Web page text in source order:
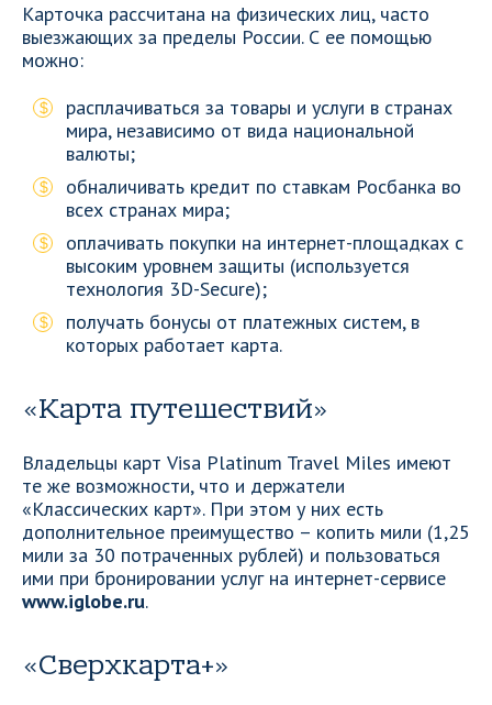
Карточка рассчитана на физических лиц, часто
выезжающих за пределы России. С ее помощью
можно:
расплачиваться за товары и услуги в странах
мира, независимо от вида национальной
валюты;
обналичивать кредит по ставкам Росбанка во
всех странах мира;
оплачивать покупки на интернет-площадках с
высоким уровнем защиты (используется
технология 3D-Secure);
получать бонусы от платежных систем, в
которых работает карта.
«Карта путешествий»
Владельцы карт Visa Platinum Travel Miles имеют
те же возможности, что и держатели
«Классических карт». При этом у них есть
дополнительное преимущество – копить мили (1,25
мили за 30 потраченных рублей) и пользоваться
ими при бронировании услуг на интернет-сервисе
www.iglobe.ru.
«Сверхкарта+»